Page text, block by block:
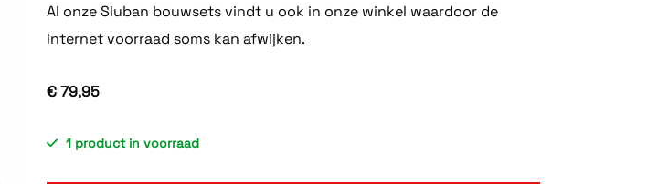
Al onze Sluban bouwsets vindt u ook in onze winkel waardoor de
internet voorraad soms kan afwijken.
€ 79,95
1 product in voorraad